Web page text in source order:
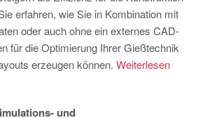
erfahren, wie Sie in Kombination mit
oder auch ohne ein externes CAD-
für die Optimierung Ihrer Gießtechnik
erzeugen können. Weiterlesen
und